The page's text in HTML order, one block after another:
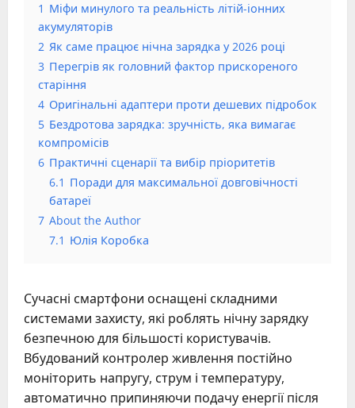
1 Міфи минулого та реальність літій-іонних
акумуляторів
2 Як саме працює нічна зарядка у 2026 році
3 Перегрів як головний фактор прискореного
старіння
4 Оригінальні адаптери проти дешевих підробок
5 Бездротова зарядка: зручність, яка вимагає
компромісів
6 Практичні сценарії та вибір пріоритетів
6.1 Поради для максимальної довговічності
батареї
7 About the Author
7.1 Юлія Коробка
Сучасні смартфони оснащені складними
системами захисту, які роблять нічну зарядку
безпечною для більшості користувачів.
Вбудований контролер живлення постійно
моніторить напругу, струм і температуру,
автоматично припиняючи подачу енергії після